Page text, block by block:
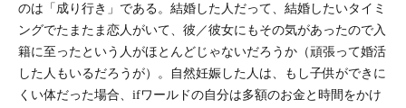
のは「成り行き」である。結婚した人だって、結婚したいタイミ
ングでたまたま恋人がいて、彼／彼女にもその気があったので入
籍に至ったという人がほとんどじゃないだろうか（頑張って婚活
した人もいるだろうが）。自然妊娠した人は、もし子供ができに
くい体だった場合、ifワールドの自分は多額のお金と時間をかけ